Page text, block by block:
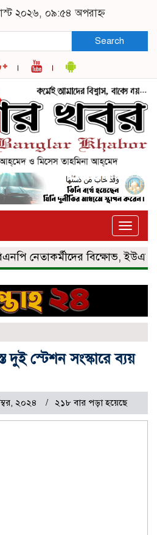
২০২৬, ০৯:৫৪ অপরাহ্ন
Search
Toggle
নেতাকর্মীদের বিক্ষোভ, ইউএনও ও
দুই স্টেশন সংস্কারে ব্যয়
২০২৪ ২১৮ বার পড়া হয়েছে